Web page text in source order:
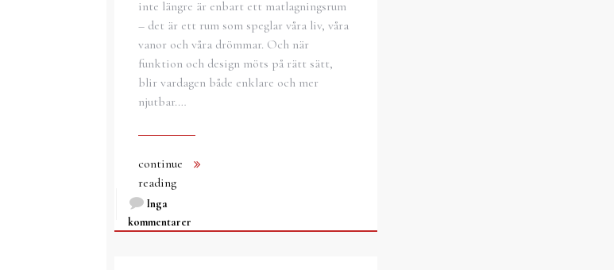
inte längre är enbart ett matlagningsrum
– det är ett rum som speglar våra liv, våra
vanor och våra drömmar. Och när
funktion och design möts på rätt sätt,
blir vardagen både enklare och mer
njutbar.…
continue
reading
Inga
kommentarer